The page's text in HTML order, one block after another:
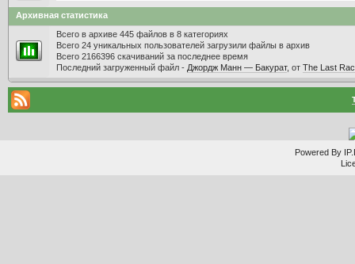
Архивная статистика
Всего в архиве 445 файлов в 8 категориях
Всего 24 уникальных пользователей загрузили файлы в архив
Всего 2166396 скачиваний за последнее время
Последний загруженный файл - Джордж Манн — Бакурат, от The Last
Powered By